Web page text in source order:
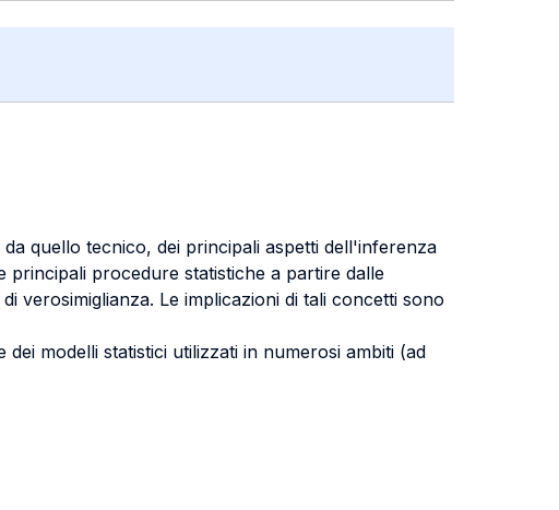
quello tecnico, dei principali aspetti dell'inferenza
principali procedure statistiche a partire dalle
verosimiglianza. Le implicazioni di tali concetti sono
modelli statistici utilizzati in numerosi ambiti (ad